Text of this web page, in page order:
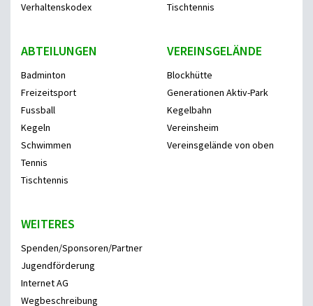
Verhaltenskodex
Tischtennis
ABTEILUNGEN
Badminton
Freizeitsport
Fussball
Kegeln
Schwimmen
Tennis
Tischtennis
VEREINSGELÄNDE
Blockhütte
Generationen Aktiv-Park
Kegelbahn
Vereinsheim
Vereinsgelände von oben
WEITERES
Spenden/Sponsoren/Partner
Jugendförderung
Internet AG
Wegbeschreibung